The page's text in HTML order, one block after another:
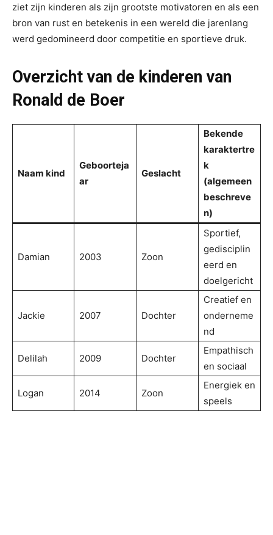
ziet zijn kinderen als zijn grootste motivatoren en als een
bron van rust en betekenis in een wereld die jarenlang
werd gedomineerd door competitie en sportieve druk.
Overzicht van de kinderen van
Ronald de Boer
Naam kind
Geboorteja
ar
Geslacht
Bekende
karaktertre
k
(algemeen
beschreve
n)
Damian 2003 Zoon
Sportief,
gedisciplin
eerd en
doelgericht
Jackie 2007 Dochter
Creatief en
onderneme
nd
Delilah 2009 Dochter
Empathisch
en sociaal
Logan 2014 Zoon
Energiek en
speels